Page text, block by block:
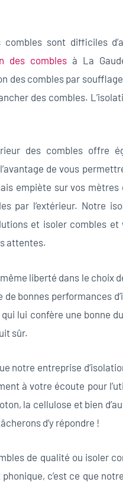
sont difficiles
des comblesà La
des combles par
des combles.
des combles offre
de vous
empiète sur vos
par l’extérieur. Notre
et isoler combles
attentes.
liberté dans le choix
bonnes performances
lui confère une bonne
sûr.
notre entreprise
à votre écoute pour
la cellulose et bien
d’y répondre !
de qualité ou isoler
c’est ce que